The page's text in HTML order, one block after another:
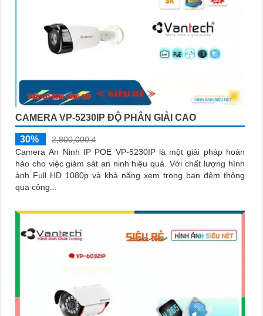
CAMERA VP-5230IP ĐỘ PHÂN GIẢI CAO
30%
2,800,000 ₫
Camera An Ninh IP POE VP-5230IP là một giải pháp hoàn
hảo cho việc giám sát an ninh hiệu quả. Với chất lượng hình
ảnh Full HD 1080p và khả năng xem trong ban đêm thông
qua công...